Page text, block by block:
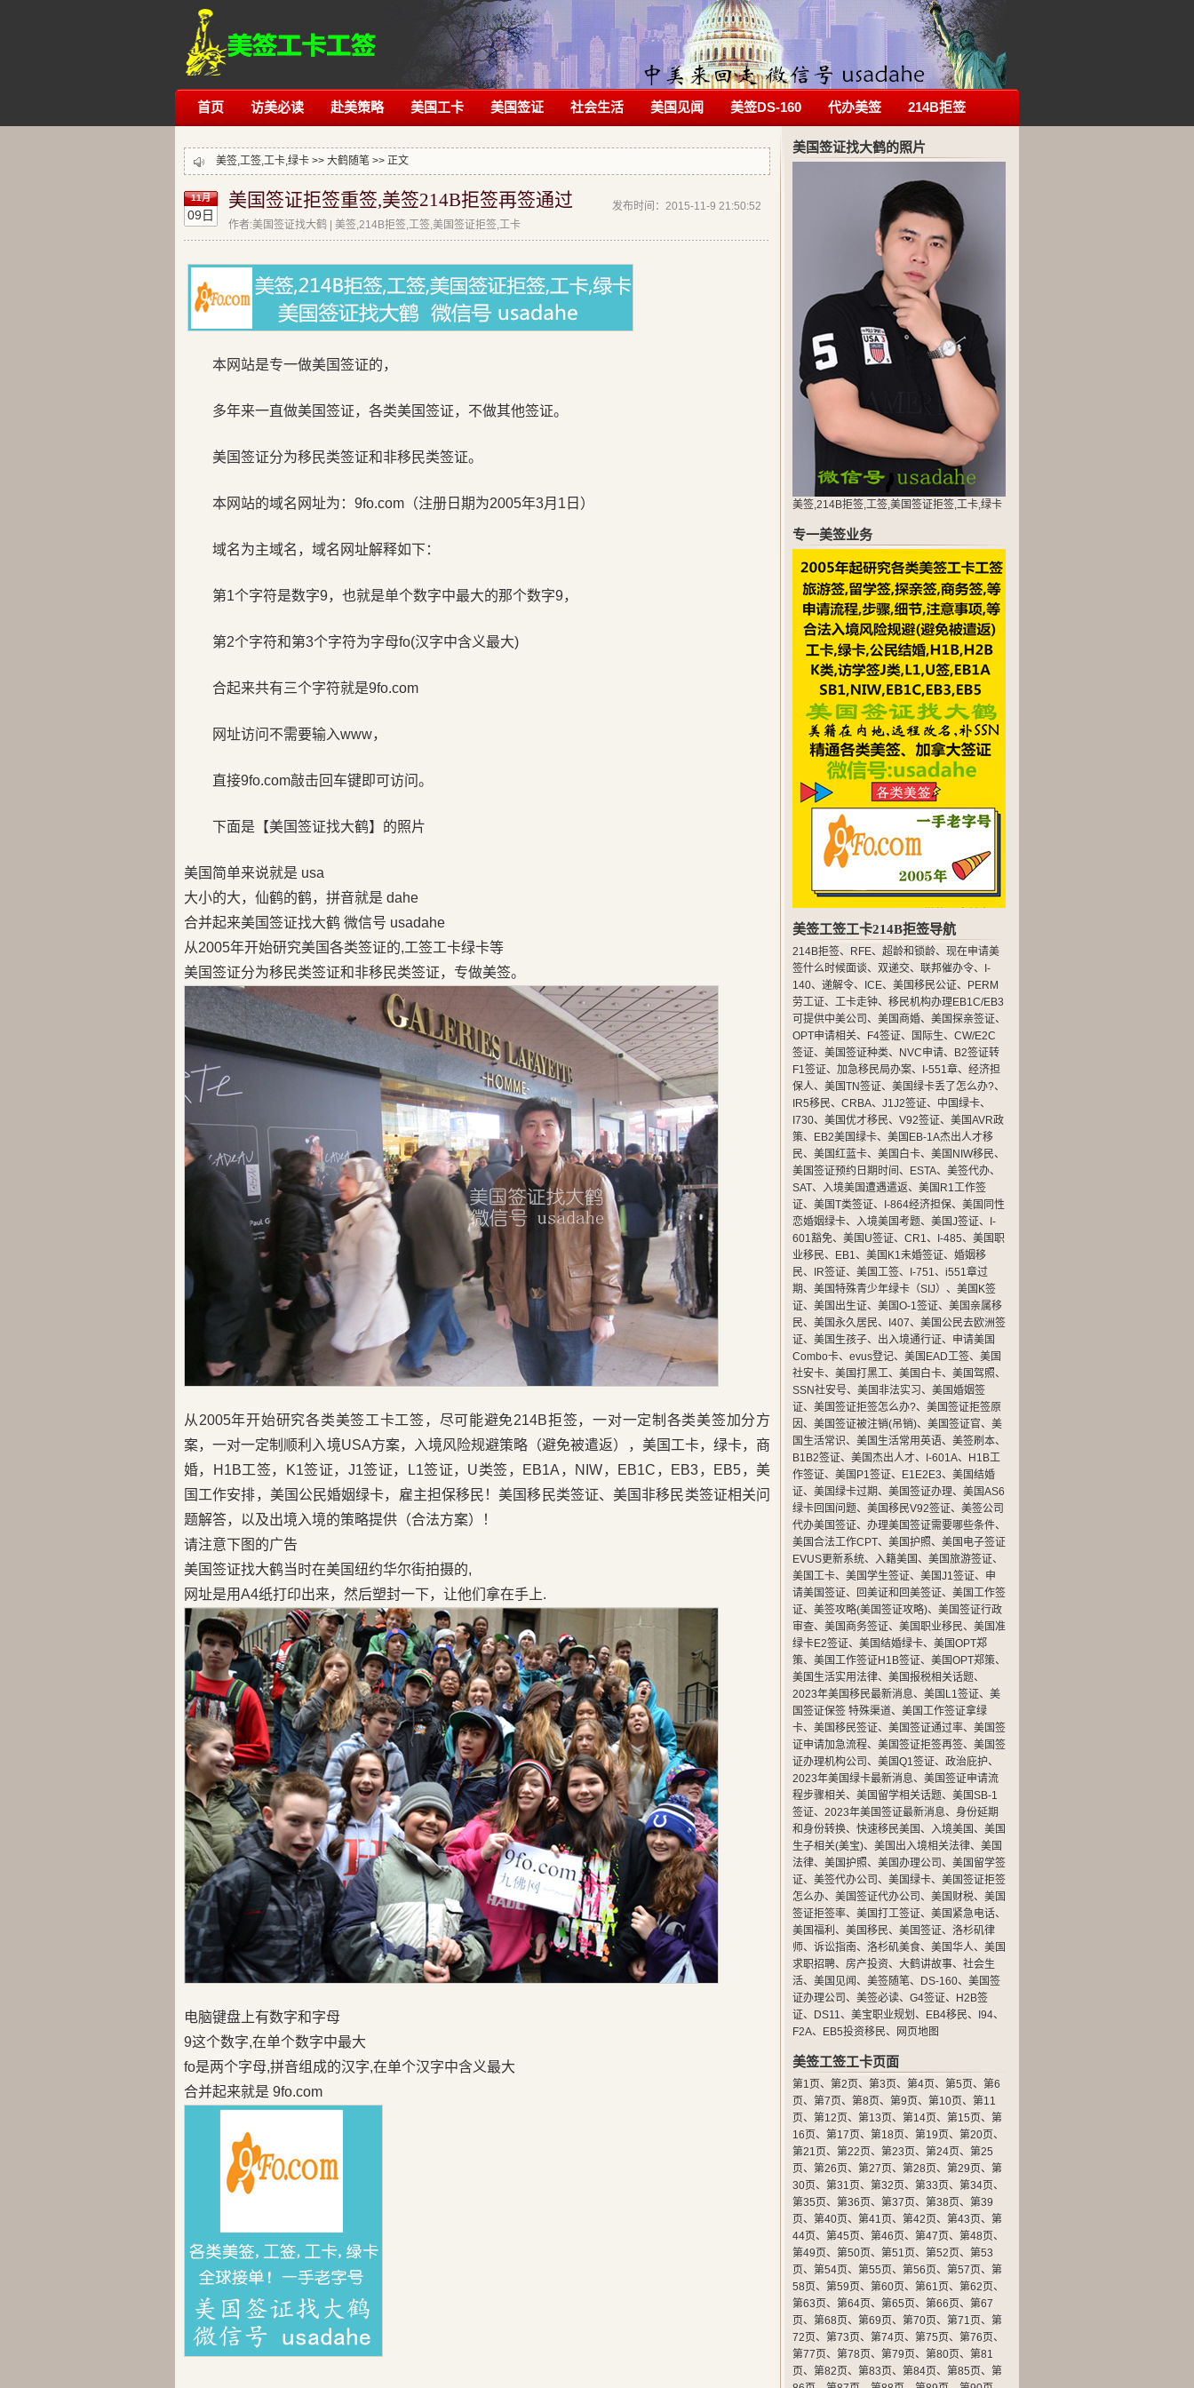
首页 访美必读 赴美策略 美国工卡 美国签证 社会生活 美国见闻 美签DS-160 代办美签 214B拒签
美签,工签,工卡,绿卡 >> 大鹤随笔 >> 正文
11月
09日
发布时间：2015-11-9 21:50:52
美国签证拒签重签,美签214B拒签再签通过
作者:美国签证找大鹤 | 美签,214B拒签,工签,美国签证拒签,工卡
本网站是专一做美国签证的，
多年来一直做美国签证，各类美国签证，不做其他签证。
美国签证分为移民类签证和非移民类签证。
本网站的域名网址为：9fo.com（注册日期为2005年3月1日）
域名为主域名，域名网址解释如下：
第1个字符是数字9，也就是单个数字中最大的那个数字9，
第2个字符和第3个字符为字母fo(汉字中含义最大)
合起来共有三个字符就是9fo.com
网址访问不需要输入www，
直接9fo.com敲击回车键即可访问。
下面是【美国签证找大鹤】的照片
美国简单来说就是 usa
大小的大，仙鹤的鹤，拼音就是 dahe
合并起来美国签证找大鹤 微信号 usadahe
从2005年开始研究美国各类签证的,工签工卡绿卡等
美国签证分为移民类签证和非移民类签证，专做美签。
从2005年开始研究各类美签工卡工签，尽可能避免214B拒签，一对一定制各类美签加分方
案，一对一定制顺利入境USA方案，入境风险规避策略（避免被遣返），美国工卡，绿卡，商
婚，H1B工签，K1签证，J1签证，L1签证，U类签，EB1A，NIW，EB1C，EB3，EB5，美
国工作安排，美国公民婚姻绿卡，雇主担保移民！美国移民类签证、美国非移民类签证相关问
题解答，以及出境入境的策略提供（合法方案）！
请注意下图的广告
美国签证找大鹤当时在美国纽约华尔街拍摄的,
网址是用A4纸打印出来，然后塑封一下，让他们拿在手上.
电脑键盘上有数字和字母
9这个数字,在单个数字中最大
fo是两个字母,拼音组成的汉字,在单个汉字中含义最大
合并起来就是 9fo.com
美国签证找大鹤的照片
美签,214B拒签,工签,美国签证拒签,工卡,绿卡
专一美签业务
美签工签工卡214B拒签导航
214B拒签、 RFE、 超龄和锁龄、 现在申请美
签什么时候面谈、 双递交、 联邦催办令、
I-
140、 递解令、 ICE、 美国移民公证、
PERM
劳工证、 工卡走钟、 移民机构办理EB1C/EB3
可提供中美公司 、 美国商婚、 美国探亲签证、
OPT申请相关、 F4签证、 国际生、 CW/E2C
签证、 美国签证种类、 NVC申请、
B2签证转
F1签证、 加急移民局办案、 I-551章、 经济担
保人、 美国TN签证、 美国绿卡丢了怎么办?、
IR5移民、 CRBA、 J1J2签证、 中国绿卡、
I730、 美国优才移民、 V92签证、 美国AVR政
策、 EB2美国绿卡、 美国EB-1A杰出人才移
民、 美国红蓝卡、 美国白卡、 美国NIW移民、
美国签证预约日期时间 、 ESTA、 美签代办、
SAT、 入境美国遭遇遣返、 美国R1工作签
证、 美国T类签证、 I-864经济担保、 美国同性
恋婚姻绿卡、 入境美国考题、 美国J签证、
I-
601豁免、 美国U签证、 CR1、 I-485、 美国职
业移民、 EB1、 美国K1未婚签证、 婚姻移
民、 IR签证、 美国工签、 I-751、 i551章过
期、 美国特殊青少年绿卡（SIJ） 、 美国K签
证、 美国出生证、 美国O-1签证、 美国亲属移
民、 美国永久居民、 I407、 美国公民去欧洲签
证、 美国生孩子、 出入境通行证、 申请美国
Combo卡、 evus登记、 美国EAD工签、 美国
社安卡、 美国打黑工、 美国白卡、 美国驾照、
SSN社安号、 美国非法实习、 美国婚姻签
证、 美国签证拒签怎么办?、 美国签证拒签原
因、 美国签证被注销(吊销)、 美国签证官、 美
国生活常识、 美国生活常用英语、 美签刷本、
B1B2签证、 美国杰出人才、 I-601A、
H1B工
作签证、 美国P1签证、 E1E2E3、 美国结婚
证、 美国绿卡过期、 美国签证办理、 美国AS6
绿卡回国问题、 美国移民V92签证、 美签公司
代办美国签证、 办理美国签证需要哪些条件、
美国合法工作CPT、 美国护照、 美国电子签证
EVUS更新系统、 入籍美国、 美国旅游签证、
美国工卡、 美国学生签证、 美国J1签证、 申
请美国签证、 回美证和回美签证、 美国工作签
证、 美签攻略(美国签证攻略)、 美国签证行政
审查、 美国商务签证、 美国职业移民、 美国准
绿卡E2签证、 美国结婚绿卡、 美国OPT郑
策、 美国工作签证H1B签证、 美国OPT郑策、
美国生活实用法律、 美国报税相关话题、
2023年美国移民最新消息、 美国L1签证、 美
国签证保签 特殊渠道、 美国工作签证拿绿
卡、 美国移民签证、 美国签证通过率、 美国签
证申请加急流程、 美国签证拒签再签、 美国签
证办理机构公司 、 美国Q1签证、 政治庇护、
2023年美国绿卡最新消息、 美国签证申请流
程步骤相关、 美国留学相关话题、 美国SB-1
签证、 2023年美国签证最新消息、 身份延期
和身份转换、 快速移民美国、 入境美国、 美国
生子相关(美宝)、 美国出入境相关法律、 美国
法律、 美国护照、 美国办理公司 、 美国留学签
证、 美签代办公司 、 美国绿卡、 美国签证拒签
怎么办、 美国签证代办公司 、 美国财税、 美国
签证拒签率、 美国打工签证、 美国紧急电话、
美国福利 、 美国移民、 美国签证、 洛杉矶律
师、 诉讼指南、 洛杉矶美食、 美国华人、 美国
求职招聘、 房产投资、 大鹤讲故事、 社会生
活、 美国见闻、 美签随笔、 DS-160、 美国签
证办理公司 、 美签必读、 G4签证、
H2B签
证、 DS11、 美宝职业规划 、 EB4移民、 I94、
F2A、 EB5投资移民、 网页地图
美签工签工卡页面
第1页、 第2页、 第3页、 第4页、 第5页、 第6
页、 第7页、 第8页、 第9页、 第10页、 第11
页、 第12页、 第13页、 第14页、 第15页、 第
16页、 第17页、 第18页、 第19页、 第20页、
第21页、 第22页、 第23页、 第24页、 第25
页、 第26页、 第27页、 第28页、 第29页、 第
30页、 第31页、 第32页、 第33页、 第34页、
第35页、 第36页、 第37页、 第38页、 第39
页、 第40页、 第41页、 第42页、 第43页、 第
44页、 第45页、 第46页、 第47页、 第48页、
第49页、 第50页、 第51页、 第52页、 第53
页、 第54页、 第55页、 第56页、 第57页、 第
58页、 第59页、 第60页、 第61页、 第62页、
第63页、 第64页、 第65页、 第66页、 第67
页、 第68页、 第69页、 第70页、 第71页、 第
72页、 第73页、 第74页、 第75页、 第76页、
第77页、 第78页、 第79页、 第80页、 第81
页、 第82页、 第83页、 第84页、 第85页、 第